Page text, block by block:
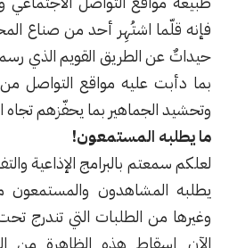
فإنه قلّما اشتُهِر أحد من صناع
حيداتٌ عن الطريق القويم الذي
بما دأبت عليه مواقع التواصل
وتحشيد الجماهير بما يحفّزهم تجاه
ما يطلبه المستمعون!
لعلكم سمعتم بالبرامج الإذاعية
يطلبه المشاهدون
وغيرها من الطلبات التي تندرج
الآن إسقاط هذه الظاهرة من